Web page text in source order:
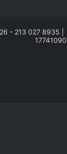
- 213 027 8935